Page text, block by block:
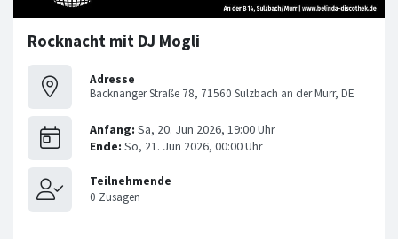
Rocknacht mit DJ Mogli
Adresse
Backnanger Straße 78, 71560 Sulzbach an der Murr, DE